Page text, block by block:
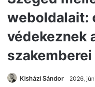
weboldalait:
védekeznek
szakemberei
Kisházi Sándor 2026,